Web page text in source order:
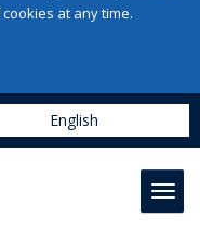
at any time.
English